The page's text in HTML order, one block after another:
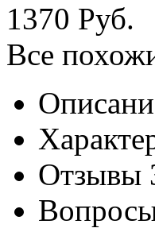
1370 Руб.
Все
Отзывы